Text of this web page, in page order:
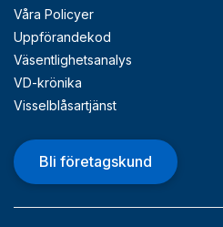
Våra Policyer
Uppförandekod
Väsentlighetsanalys
VD-krönika
Visselblåsartjänst
Bli företagskund